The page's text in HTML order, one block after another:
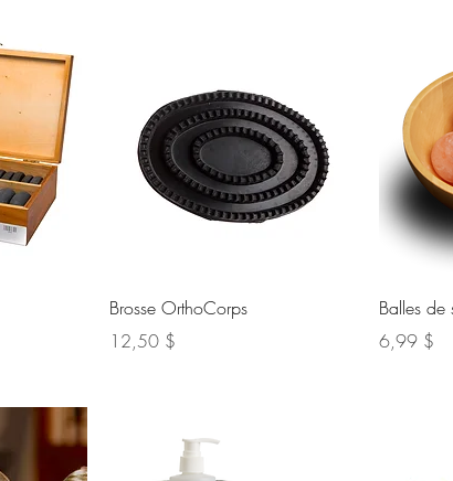
Aperçu rapide
Brosse OrthoCorps
Prix
12,50 $
Balles de
Prix
6,99 $